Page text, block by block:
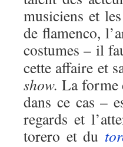
musiciens et
de flamenco,
costumes – il
cette affaire et
show. La forme
dans ce cas –
regards et
torero et du